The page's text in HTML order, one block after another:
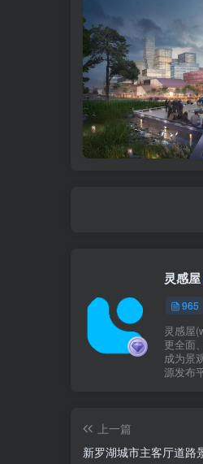
古今交迭+古
灵感屋
965
灵感屋
更全面
成为景
源发布
上一篇
新罗湖城市主客厅道路